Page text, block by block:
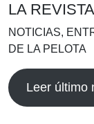
LA
NOTICIAS,
DE LA PELOTA
Leer último